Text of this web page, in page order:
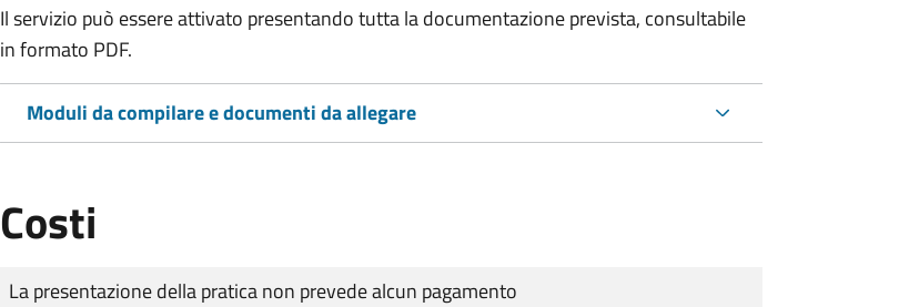
Il servizio può essere attivato presentando tutta la documentazione prevista, consultabile
in formato PDF.
Moduli da compilare e documenti da allegare
Costi
Tipo di pagamento
Importo
La presentazione della pratica non prevede alcun pagamento